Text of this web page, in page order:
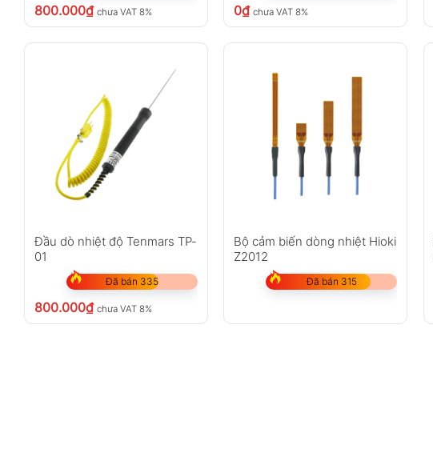
800.000₫ chưa VAT 8% 0₫ chưa VAT 8%
Đầu dò nhiệt độ Tenmars TP-
01
Đã bán 335
800.000₫ chưa VAT 8%
Bộ cảm biến dòng nhiệt Hioki
Z2012
Đã bán 315